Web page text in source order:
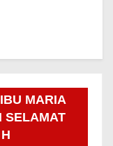
MARIA
SELAMAT